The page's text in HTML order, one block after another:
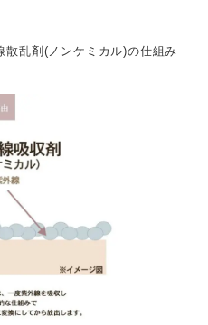
乱剤(ノンケミカル)の仕組み